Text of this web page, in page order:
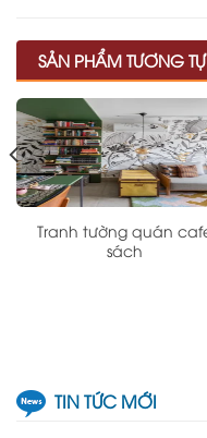
SẢN PHẨM TƯƠNG TỰ
Tranh tường quán
sách
TIN TỨC MỚI